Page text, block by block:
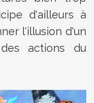
d'ailleurs à
l'illusion d'un
actions du